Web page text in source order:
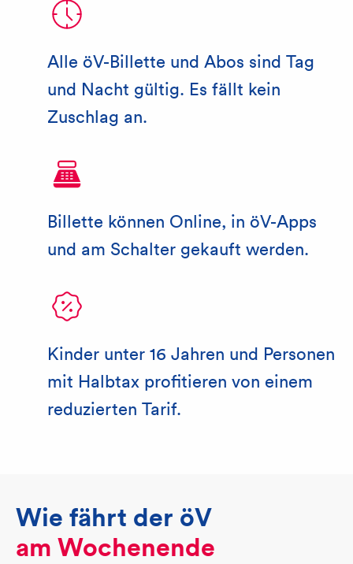
Alle öV-Billette und Abos sind Tag
und Nacht gültig. Es fällt kein
Zuschlag an.
Billette können Online, in öV-Apps
und am Schalter gekauft werden.
Kinder unter 16 Jahren und Personen
mit Halbtax profitieren von einem
reduzierten Tarif.
Wie fährt der öV
am Wochenende